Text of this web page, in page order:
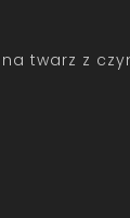
twarz z